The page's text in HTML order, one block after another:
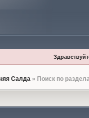
Салда» Поиск по